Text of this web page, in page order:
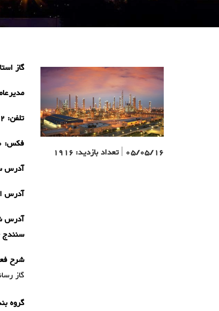
05/05/16
|تعداد بازدید: 1916
گاز
تلفن:
فکس:
آدرس
آدرس
آدرس
سنندج
شرح
گاز
گروه